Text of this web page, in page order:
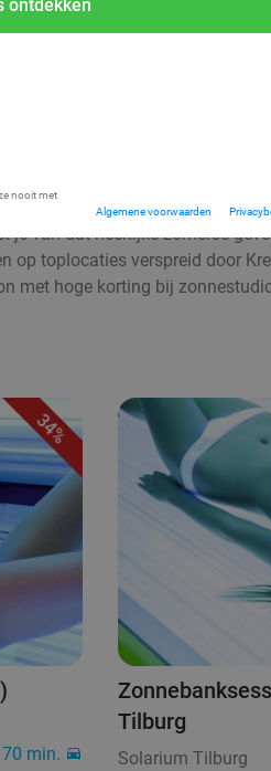
ontdekken
nooit met
Algemene voorwaarden
van dat heerlijke zomerse
op toplocaties verspreid door
met hoge korting bij
34%
70 min.
Tilburg
Solarium Tilburg